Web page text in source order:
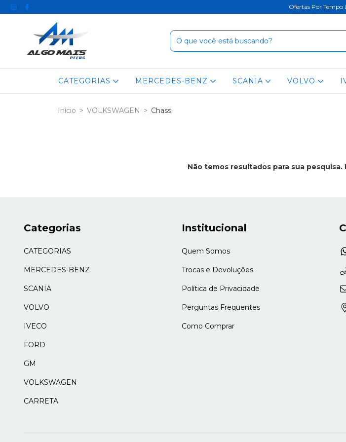
Ofertas Por Tempo
CATEGORIAS MERCEDES-BENZ SCANIA VOLVO
Início > VOLKSWAGEN > Chassi
Não temos resultados para sua
Categorias
CATEGORIAS
MERCEDES-BENZ
SCANIA
VOLVO
IVECO
FORD
GM
VOLKSWAGEN
CARRETA
Institucional
Quem Somos
Trocas e Devoluções
Política de Privacidade
Perguntas Frequentes
Como Comprar